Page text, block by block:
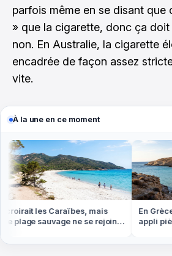
parfois même en se disant que
» que la cigarette, donc ça doit
non. En Australie, la cigarette
encadrée de façon assez
vite.
À la une en ce moment
les Caraïbes, mais
plage sauvage ne se rejoint
En Grèce
appli